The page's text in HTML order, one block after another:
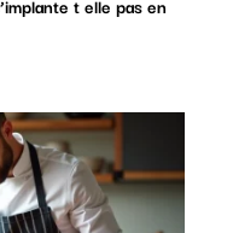
t elle pas en